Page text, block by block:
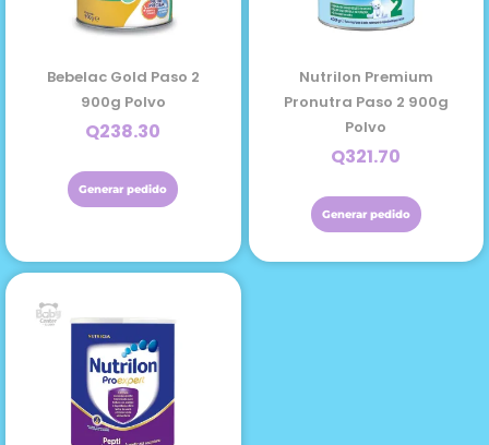
Bebelac Gold Paso 2
900g Polvo
Q238.30
Generar pedido
Nutrilon Premium
Pronutra Paso 2 900g
Polvo
Q321.70
Generar pedido